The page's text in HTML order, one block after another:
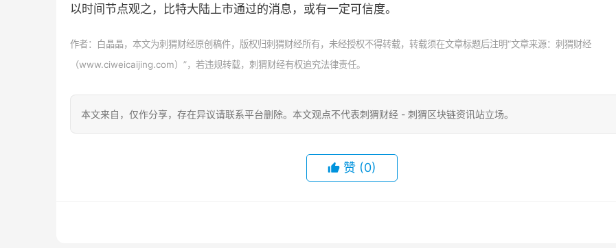
以时间节点观之，比特大陆上市通过的消息，或有一定可信度。
作者：白晶晶， 本文为刺猬财经原创稿件，版权归刺猬财经所有，未经授权不得转载，转载须在文章标题后注明“文章来源：刺猬财经
（www.ciweicaijing.com）”，若违规转载，刺猬财经有权追究法律责任。
本文来自 ，仅作分享，存在异议请联系平台删除。本文观点不代表刺猬财经 - 刺猬区块链资讯站立场。
赞 (0)